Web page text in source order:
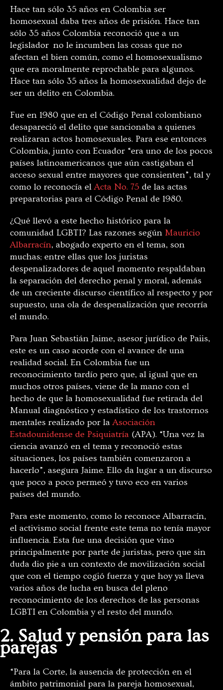
Hace tan sólo 35 años en Colombia ser
homosexual daba tres años de prisión. Hace tan
sólo 35 años Colombia reconoció que a un
legislador no le incumben las cosas que no
afectan el bien común, como el homosexualismo
que era moralmente reprochable para algunos.
Hace tan sólo 35 años la homosexualidad dejo de
ser un delito en Colombia.
Fue en 1980 que en el Código Penal colombiano
desapareció el delito que sancionaba a quienes
realizaran actos homosexuales. Para ese entonces
Colombia, junto con Ecuador “era uno de los pocos
países latinoamericanos que aún castigaban el
acceso sexual entre mayores que consienten”, tal y
como lo reconocía elActa No. 75 de las actas
preparatorias para el Código Penal de 1980.
¿Qué llevó a este hecho histórico para la
comunidad LGBTI? Las razones según Mauricio
Albarracín, abogado experto en el tema, son
muchas; entre ellas que los juristas
despenalizadores de aquel momento respaldaban
la separación del derecho penal y moral, además
de un creciente discurso científico al respecto y por
supuesto, una ola de despenalización que recorría
el mundo.
Para Juan Sebastián Jaime, asesor jurídico de Paiis,
este es un caso acorde con el avance de una
realidad social. En Colombia fue un
reconocimiento tardío pero que, al igual que en
muchos otros países, viene de la mano con el
hecho de que la homosexualidad fue retirada del
Manual diagnóstico y estadístico de los trastornos
mentales realizado por laAsociación
Estadounidense de Psiquiatría (APA). “Una vez la
ciencia avanzó en el tema y reconoció estas
situaciones, los países también comenzaron a
hacerlo”, asegura Jaime. Ello da lugar a un discurso
que poco a poco permeó y tuvo eco en varios
países del mundo.
Para este momento, como lo reconoce Albarracín,
el activismo social frente este tema no tenía mayor
influencia. Esta fue una decisión que vino
principalmente por parte de juristas, pero que sin
duda dio pie a un contexto de movilización social
que con el tiempo cogió fuerza y que hoy ya lleva
varios años de lucha en busca del pleno
reconocimiento de los derechos de las personas
LGBTI en Colombia y el resto del mundo.
2. Salud y pensión para las
parejas
“Para la Corte, la ausencia de protección en el
ámbito patrimonial para la pareja homosexual,